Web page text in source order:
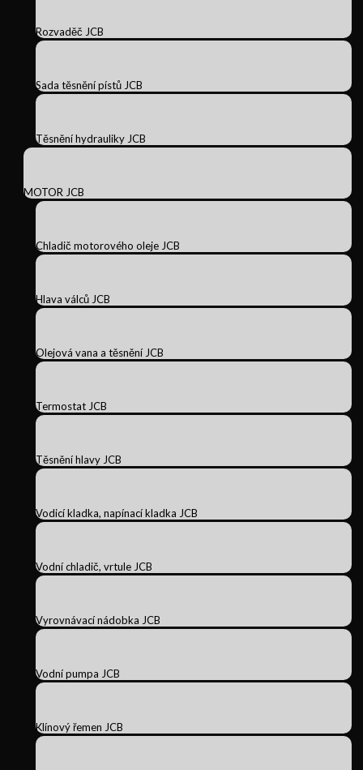
Rozvaděč JCB
Sada těsnění pístů JCB
Těsnění hydrauliky JCB
MOTOR JCB
Chladič motorového oleje JCB
Hlava válců JCB
Olejová vana a těsnění JCB
Termostat JCB
Těsnění hlavy JCB
Vodicí kladka, napínací kladka JCB
Vodní chladič, vrtule JCB
Vyrovnávací nádobka JCB
Vodní pumpa JCB
Klínový řemen JCB